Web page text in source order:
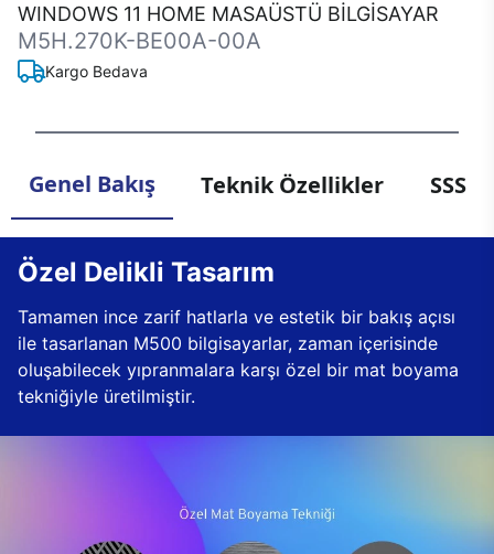
WINDOWS 11 HOME MASAÜSTÜ BİLGİSAYAR
M5H.270K-BE00A-00A
Kargo Bedava
Genel Bakış Teknik Özellikler SSS
Özel Delikli Tasarım
Tamamen ince zarif hatlarla ve estetik bir bakış açısı
ile tasarlanan M500 bilgisayarlar, zaman içerisinde
oluşabilecek yıpranmalara karşı özel bir mat boyama
tekniğiyle üretilmiştir.